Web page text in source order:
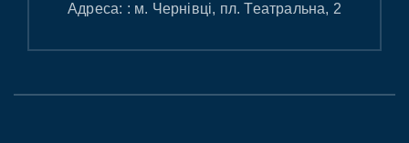
Адреса: : м. Чернівці, пл. Театральна, 2